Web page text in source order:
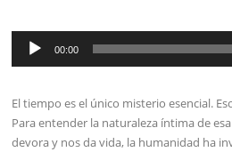
audio
00:00
El tiempo es el único misterio esencial.
Para entender la naturaleza íntima de
devora y nos da vida, la humanidad ha